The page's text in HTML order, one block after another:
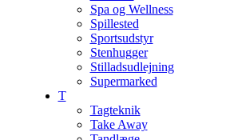
Spa og Wellness
Spillested
Sportsudstyr
Stenhugger
Stilladsudlejning
Supermarked
T
Tagteknik
Take Away